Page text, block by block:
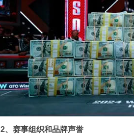
2、赛事组织和品牌声誉